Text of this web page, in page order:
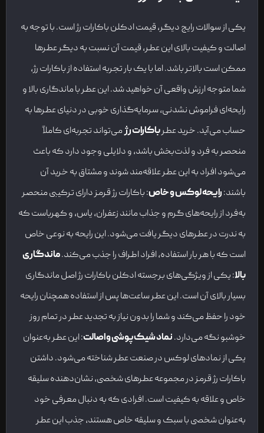
یکی از سوالات رایج دیگر، قیمت ادکلن باکارات رژ است. با توجه به
اصالت و کیفیت بالای این عطر، قیمت آن نسبت به دیگر عطرها
ممکن است بالاتر باشد. اما با یک بار تجربه استفاده از باکارات رژ،
شما متوجه ارزش واقعی آن خواهید شد. این عطر با ماندگاری بالا و
رایحه‌ای فراموش ‌نشدنی، سرمایه‌گذاری خوبی در دنیای عطرها به
حساب می‌آید. خرید عطرباکارات رژمی‌تواند تجربه‌ای کاملاً
منحصر به فرد و لذت‌بخش باشد، و دلایلی وجود دارد که باعث
می‌شود افراد به این عطر علاقه‌مند شوند و مشتاق به خرید آن
باشند:رایحه لوکس و خاص: باکارات رژ قرمز دارای ترکیبی منحصر
به‌فرد از رایحه‌های گرم و جذاب مانند زعفران، یاس، و کهرباست که
به ندرت در عطرهای دیگر یافت می‌شود. این رایحه به نوعی خاص
است که با هر بار استفاده، افراد اطراف را جذب می‌کند.ماندگاری
بالا: یکی از ویژگی‌های برجسته ادکلن باکارات رژ اصل ماندگاری
بسیار بالای آن است. این عطر ساعت‌ها پس از استفاده همچنان رایحه
خود را حفظ می‌کند و شما را بدون نیاز به تجدید عطر در تمام روز
خوشبو نگه می‌دارد.نماد شیک‌پوشی و اصالت: این عطر به‌عنوان
یکی از نمادهای لوکس در صنعت عطر شناخته می‌شود. داشتن
باکارات رژ قرمز در مجموعه عطرهای شخصی، نشان‌دهنده سلیقه
خاص و علاقه به کیفیت است. افرادی که به دنبال معرفی خود
به‌عنوان شخصی با سبک و سلیقه خاص هستند، جذب این عطر